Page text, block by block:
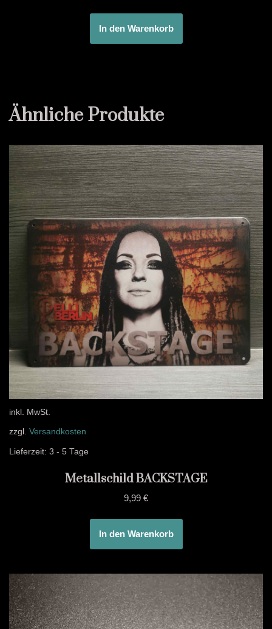
In den Warenkorb
Ähnliche Produkte
inkl. MwSt.
zzgl. Versandkosten
Lieferzeit: 3 - 5 Tage
Metallschild BACKSTAGE
9,99 €
In den Warenkorb